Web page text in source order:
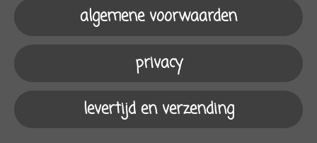
o
k
r
a
m
p
p
algemene voorwaarden
privacy
levertijd en verzending